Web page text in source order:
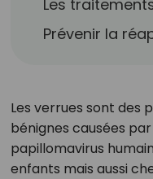
Les
Prévenir la
Les verrues sont des
bénignes causées
papillomavirus
enfants mais aussi